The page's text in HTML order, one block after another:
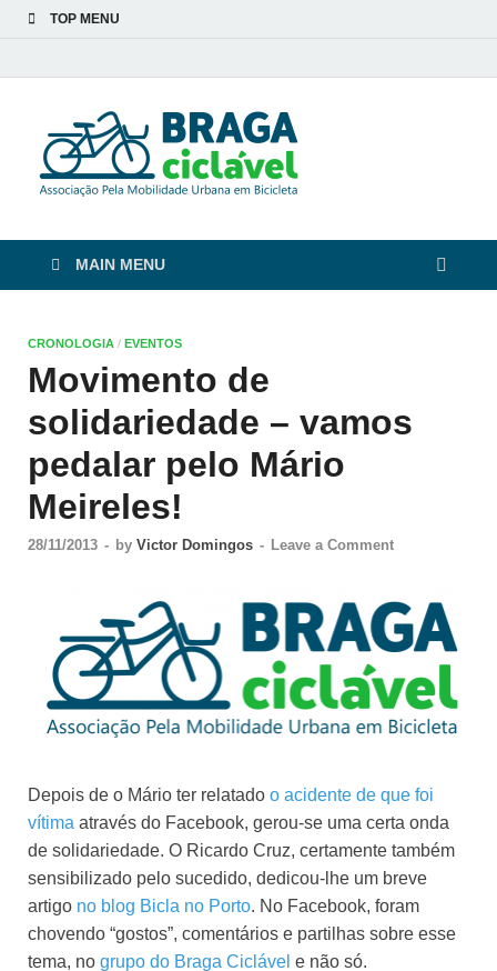
TOP MENU
MAIN MENU
CRONOLOGIA / EVENTOS
Movimento de
solidariedade – vamos
pedalar pelo Mário
Meireles!
28/11/2013 - by Victor Domingos - Leave a Comment
Depois de o Mário ter relatado o acidente de que foi
vítima através do Facebook, gerou-se uma certa onda
de solidariedade. O Ricardo Cruz, certamente também
sensibilizado pelo sucedido, dedicou-lhe um breve
artigo no blog Bicla no Porto. No Facebook, foram
chovendo “gostos”, comentários e partilhas sobre esse
tema, no grupo do Braga Ciclável e não só.